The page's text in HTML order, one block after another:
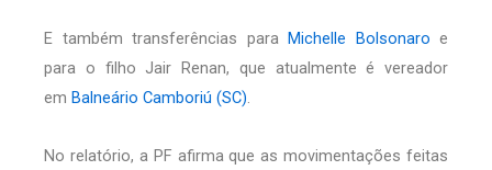
E também transferências para Michelle Bolsonaro e
para o filho Jair Renan, que atualmente é vereador
em Balneário Camboriú (SC).
No relatório, a PF afirma que as movimentações feitas